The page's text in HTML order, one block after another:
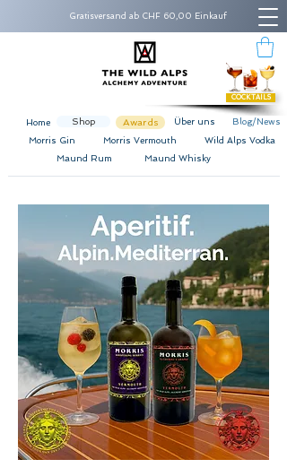
Gratisversand ab CHF 60,00 Einkauf
COCKTAILS
Home Shop Awards Über uns
Blog/News
Morris Gin
Morris Vermouth
Wild Alps Vodka
Maund Rum
Maund Whisky